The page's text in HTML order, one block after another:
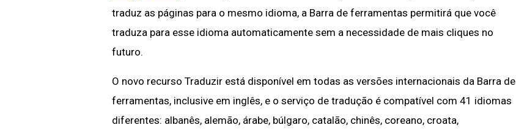
traduz as páginas para o mesmo idioma, a Barra de ferramentas permitirá que você
traduza para esse idioma automaticamente sem a necessidade de mais cliques no
futuro.
O novo recurso Traduzir está disponível em todas as versões internacionais da Barra de
ferramentas, inclusive em inglês, e o serviço de tradução é compatível com 41 idiomas
diferentes: albanês, alemão, árabe, búlgaro, catalão, chinês, coreano, croata,